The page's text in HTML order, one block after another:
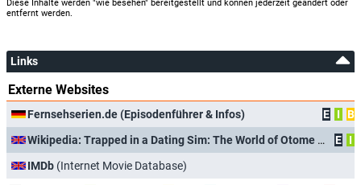
Diese Inhalte werden "wie besehen" bereitgestellt und können jederzeit geändert oder
entfernt werden.
Links
Externe Websites
Fernsehserien.de (Episodenführer & Infos) E I
B
Wikipedia: Trapped in a Dating Sim: The World of Otome Games Is Tough for Mobs
E
I
IMDb (Internet Movie Database)